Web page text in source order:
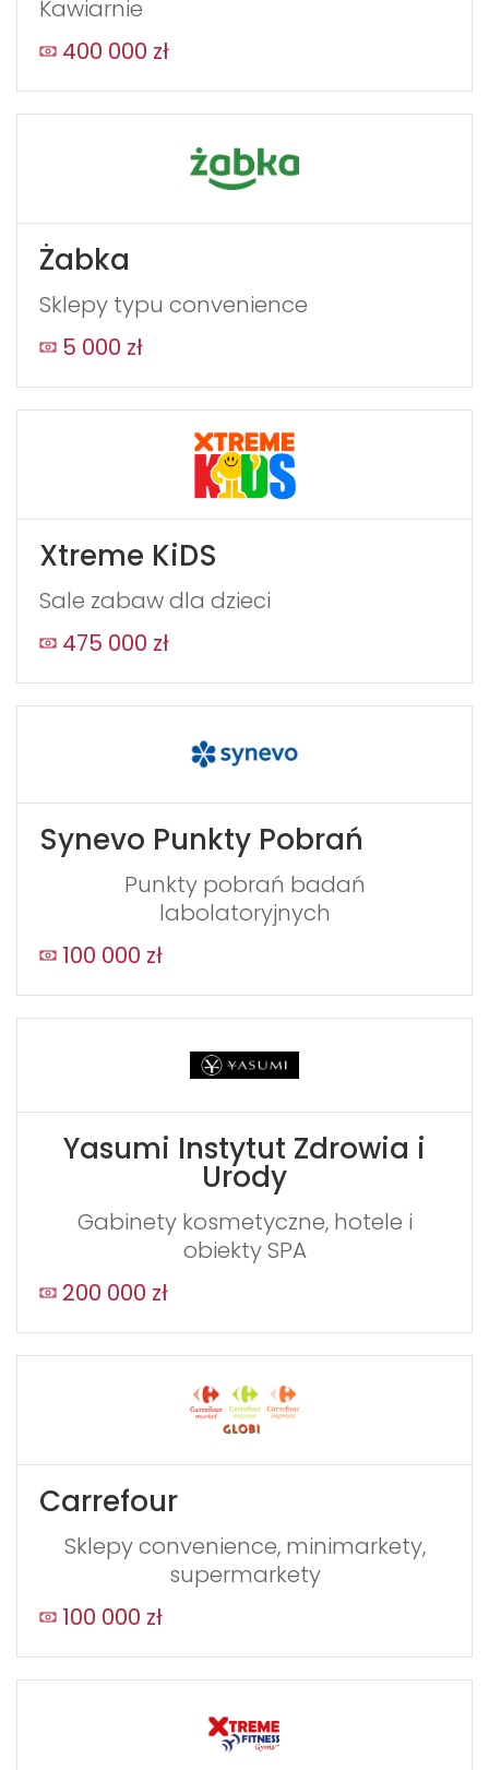
form
field
Kawiarnie
400 000 zł
Żabka
Sklepy typu convenience
5 000 zł
Xtreme KiDS
Sale zabaw dla dzieci
475 000 zł
Synevo Punkty Pobrań
Punkty pobrań badań
labolatoryjnych
100 000 zł
Yasumi Instytut Zdrowia i
Urody
Gabinety kosmetyczne, hotele i
obiekty SPA
200 000 zł
Carrefour
Sklepy convenience, minimarkety,
supermarkety
100 000 zł